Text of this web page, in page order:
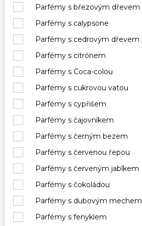
Parfémy s březovým dřevem
Parfémy s calypsone
Parfémy s cedrovým dřevem
Parfémy s citrónem
Parfémy s Coca-colou
Parfémy s cukrovou vatou
Parfémy s cypřišem
Parfémy s čajovníkem
Parfémy s černým bezem
Parfémy s červenou řepou
Parfémy s červeným jablkem
Parfémy s čokoládou
Parfémy s dubovým mechem
Parfémy s fenyklem